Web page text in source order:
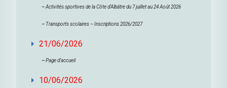
–Activités sportives de la Côte d’Albâtre du 7 juillet au 24 Août 2026
– Transports scolaires – Inscriptions 2026/2027
21/06/2026
–Page d’accueil
10/06/2026